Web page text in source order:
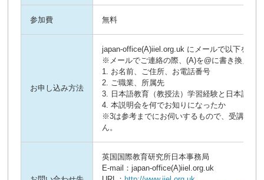
参加費 無料
お申し込み方法
japan-office(A)iiel.org.uk にメールで以下をご
※メールでご連絡の際、(A)を@に書き換えて
1. お名前、ご住所、お電話番号
2. ご職業、所属先
3. 日本語教育（教授法）学習経験と日本語指
4. 本説明会を何でお知りになったか
※3は参考までにお伺いするもので、受講や参
ん。
英国国際教育研究所日本事務局
E-mail：japan-office(A)iiel.org.uk